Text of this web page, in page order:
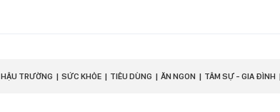
HẬU TRƯỜNG SỨC KHỎE TIÊU DÙNG ĂN NGON TÂM SỰ - GIA ĐÌNH